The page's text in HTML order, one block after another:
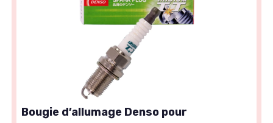
Bougie d’allumage Denso pour